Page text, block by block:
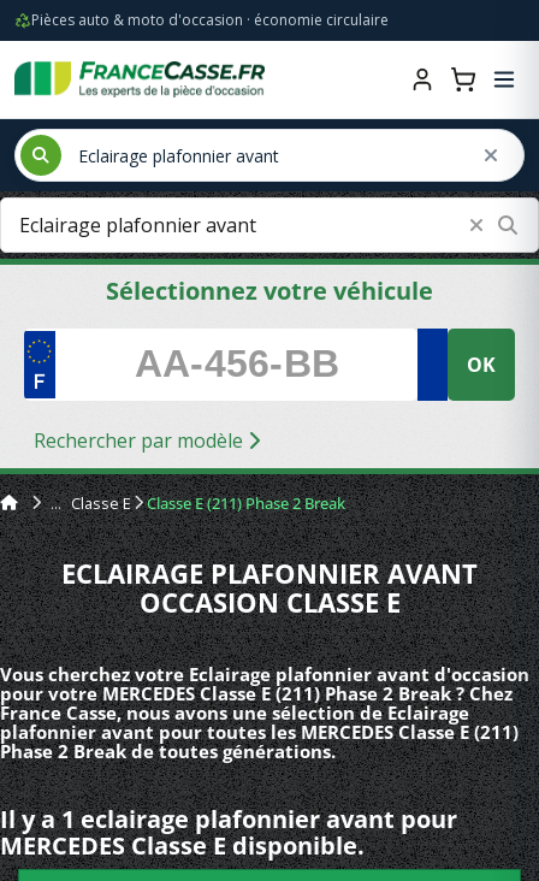
Pièces auto & moto d'occasion · économie circulaire
Sélectionnez votre véhicule
OK
Rechercher par modèle
Classe E Classe E (211) Phase 2 Break
ECLAIRAGE PLAFONNIER AVANT
OCCASION CLASSE E
Vous cherchez votre Eclairage plafonnier avant d'occasion
pour votre MERCEDES Classe E (211) Phase 2 Break ? Chez
France Casse, nous avons une sélection de Eclairage
plafonnier avant pour toutes les MERCEDES Classe E (211)
Phase 2 Break de toutes générations.
Il y a 1 eclairage plafonnier avant pour
MERCEDES Classe E disponible.